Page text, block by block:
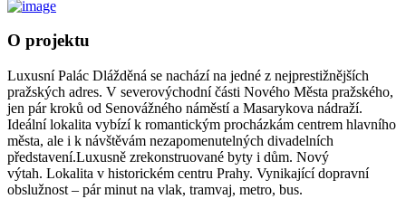
O projektu
Luxusní Palác Dlážděná se nachází na jedné z nejprestižnějších
pražských adres. V severovýchodní části Nového Města pražského,
jen pár kroků od Senovážného náměstí a Masarykova nádraží.
Ideální lokalita vybízí k romantickým procházkám centrem hlavního
města, ale i k návštěvám nezapomenutelných divadelních
představení.Luxusně zrekonstruované byty i dům. Nový
výtah. Lokalita v historickém centru Prahy. Vynikající dopravní
obslužnost – pár minut na vlak, tramvaj, metro, bus.